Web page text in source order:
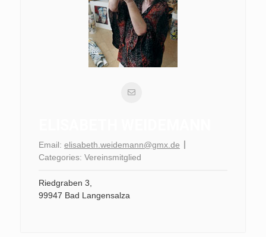
Email: elisabeth.weidemann@gmx.de
Categories: Vereinsmitglied
Riedgraben 3,
99947 Bad Langensalza